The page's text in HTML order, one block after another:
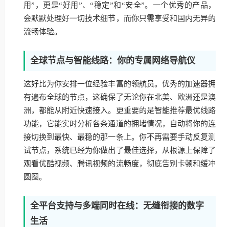
用”，更是“好用”、“稳定”和“安全”。一个优秀的产品，
会默默处理好一切技术细节，而你只需享受和国内无异的
流畅体验。
全球节点与智能线路：你的专属网络导航仪
这好比为你安排一位经验丰富的领航员。优秀的加速器拥
有遍布全球的节点，这确保了无论你在北美、欧洲还是澳
洲，都能从附近快速接入。更重要的是智能推荐最优线路
功能，它能实时分析各条通道的拥堵情况，自动将你的连
接切换到最快、最稳的那一条上。你不再需要手动反复测
试节点，系统已经为你做出了最佳选择，从根源上保障了
观看优酷视频、腾讯视频的流畅度，彻底告别卡顿和缓冲
圆圈。
全平台支持与多端同时在线：无缝衔接的数字
生活